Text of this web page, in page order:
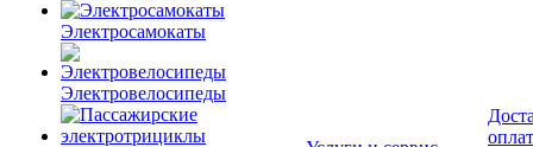
Электросамокаты
Электровелосипеды